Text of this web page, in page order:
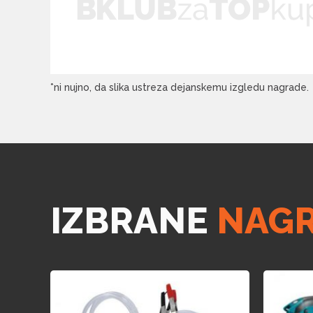
*ni nujno, da slika ustreza dejanskemu izgledu nagrade.
IZBRANE